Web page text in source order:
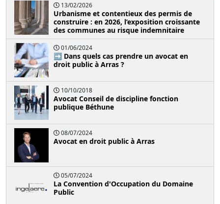
13/02/2026
Urbanisme et contentieux des permis de
construire : en 2026, l’exposition croissante
des communes au risque indemnitaire
01/06/2024
➡️ Dans quels cas prendre un avocat en
droit public à Arras ?
10/10/2018
Avocat Conseil de discipline fonction
publique Béthune
08/07/2024
Avocat en droit public à Arras
05/07/2024
La Convention d'Occupation du Domaine
Public